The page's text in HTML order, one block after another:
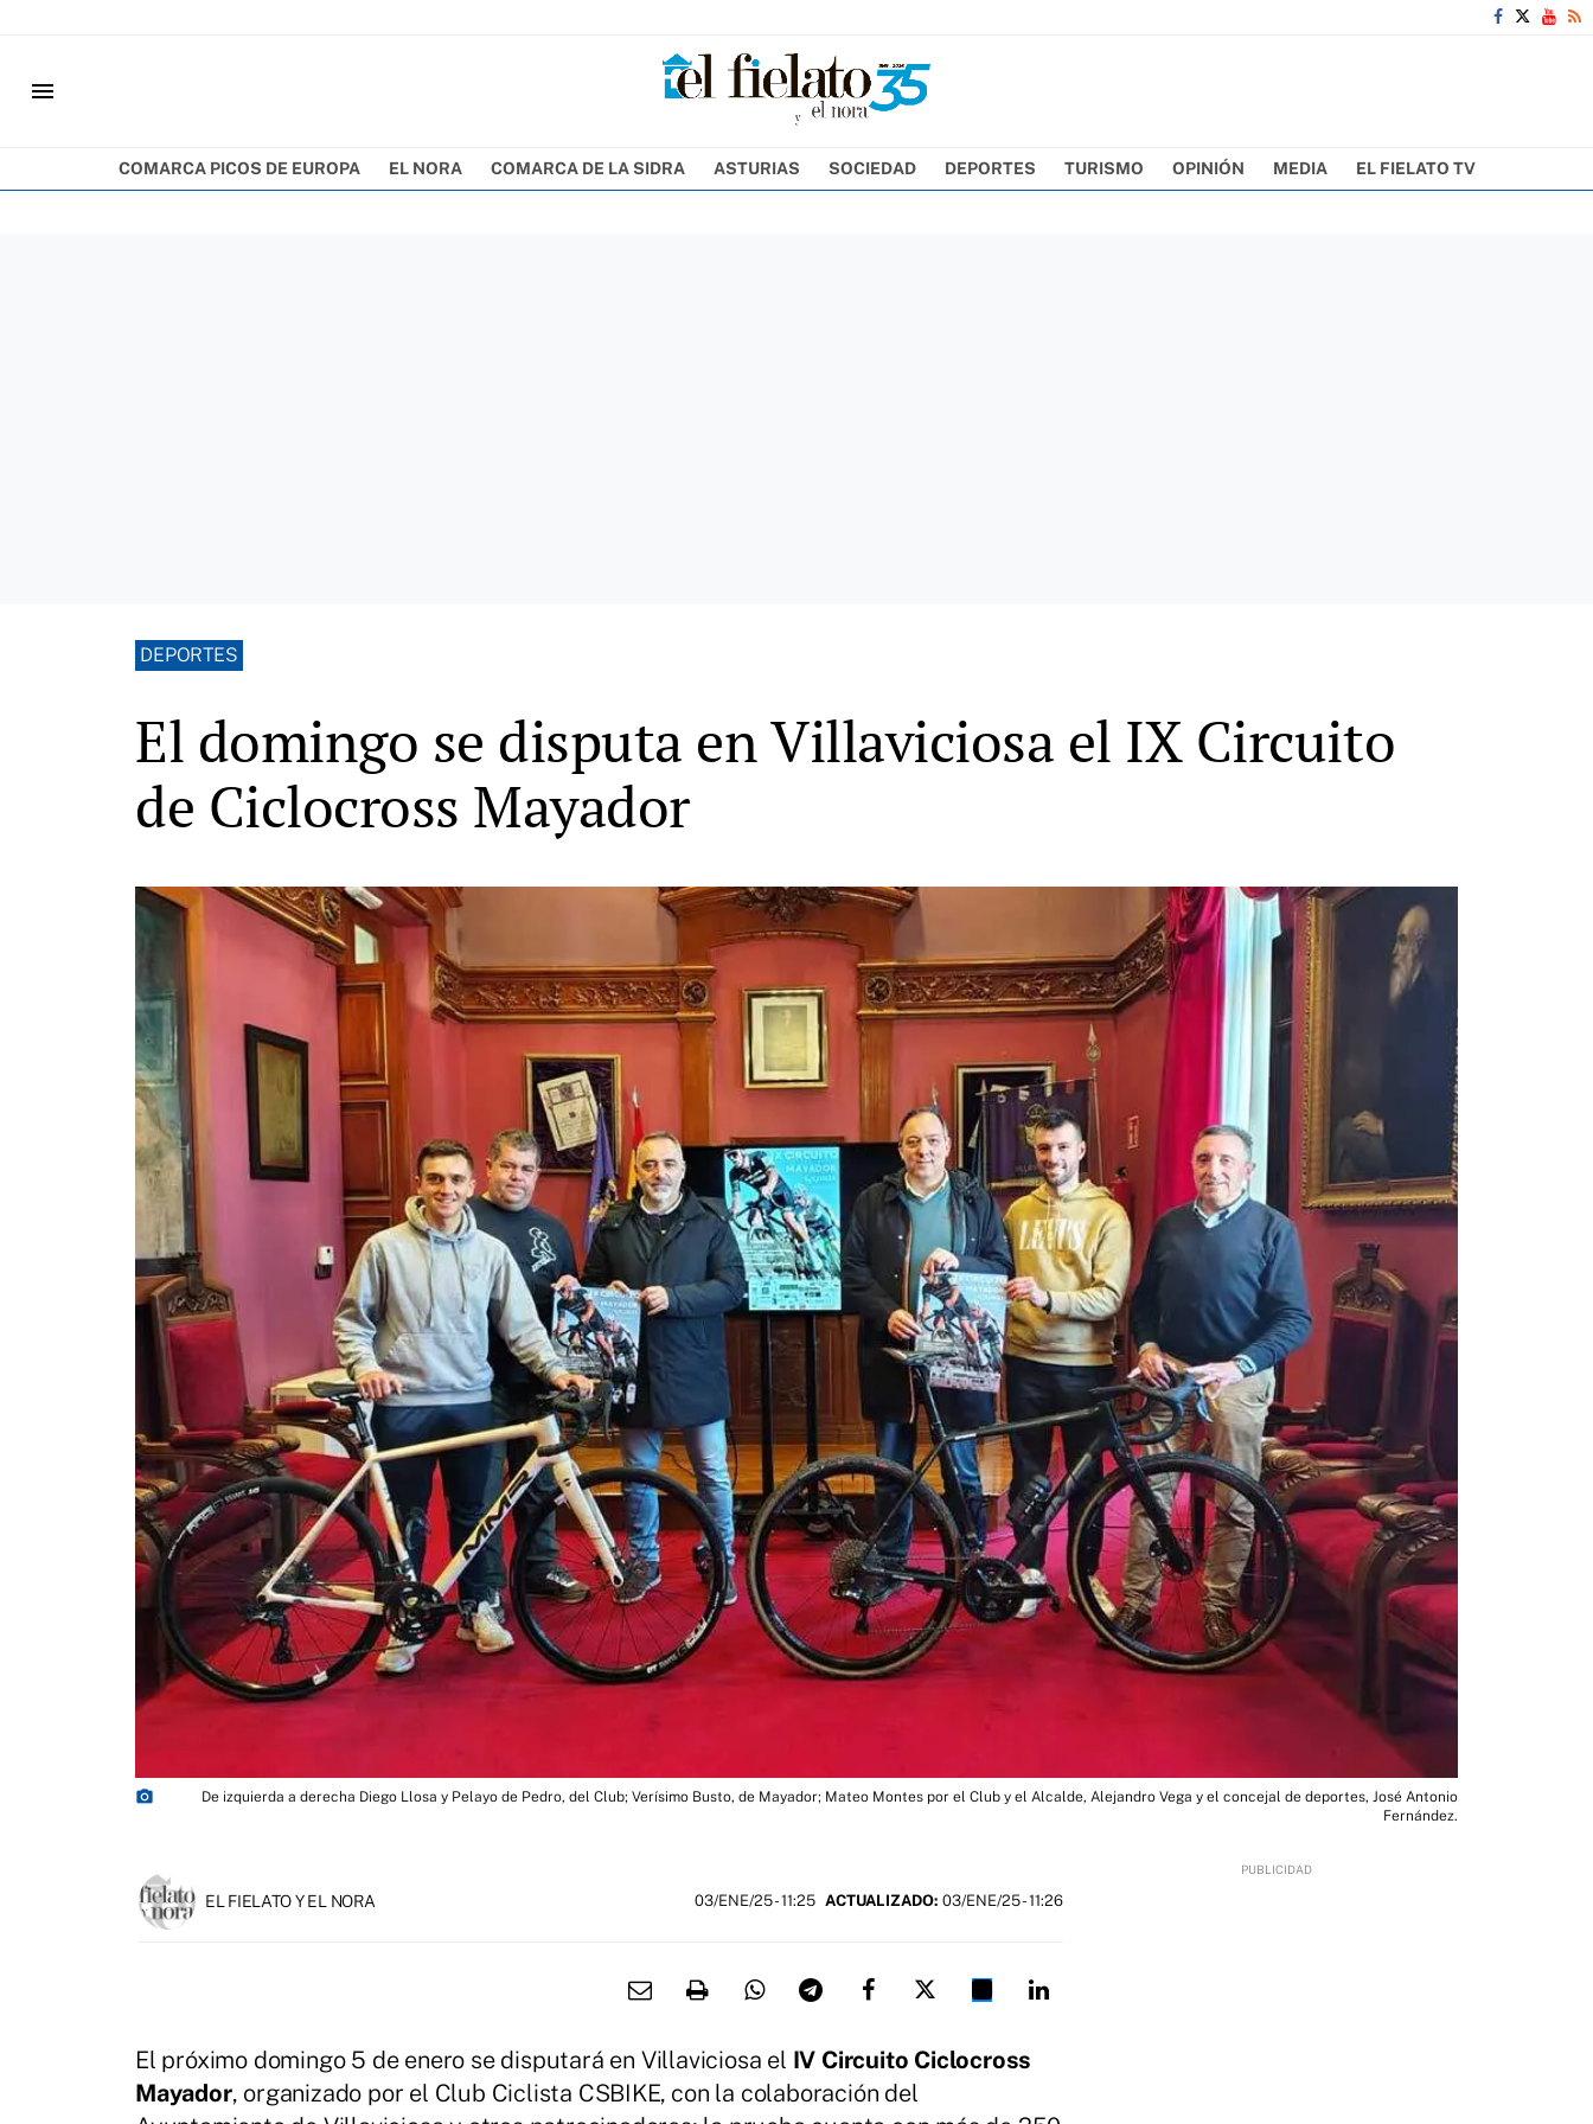
menu
COMARCA PICOS DE EUROPA EL NORA COMARCA DE LA SIDRA ASTURIAS SOCIEDAD DEPORTES TURISMO OPINIÓN MEDIA EL FIELATO TV
DEPORTES
El domingo se disputa en Villaviciosa el IX Circuito
de Ciclocross Mayador
photo_camera
De izquierda a derecha Diego Llosa y Pelayo de Pedro, del Club; Verísimo Busto, de Mayador; Mateo Montes por el Club y el Alcalde, Alejandro Vega y el concejal de deportes, José Antonio
Fernández.
EL FIELATO Y EL NORA 03/ENE/25- 11:25 ACTUALIZADO: 03/ENE/25 - 11:26
El próximo domingo 5 de enero se disputará en Villaviciosa el IV Circuito Ciclocross
Mayador, organizado por el Club Ciclista CSBIKE, con la colaboración del